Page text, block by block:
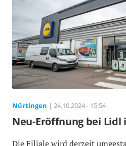
Nürtingen | 24.10.2024 - 15:54
Neu-Eröffnung bei
Die Filiale wird derzeit